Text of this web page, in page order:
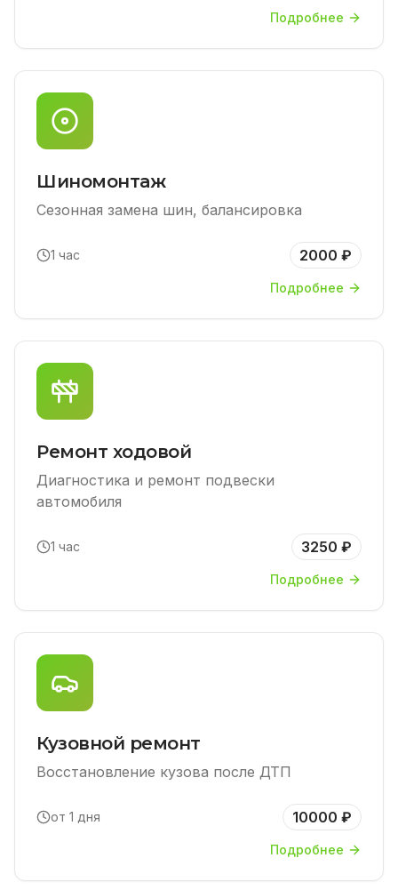
Подробнее
Шиномонтаж
Сезонная замена шин, балансировка
1 час 2000 ₽
Подробнее
Ремонт ходовой
Диагностика и ремонт подвески
автомобиля
1 час 3250 ₽
Подробнее
Кузовной ремонт
Восстановление кузова после ДТП
от 1 дня 10000 ₽
Подробнее